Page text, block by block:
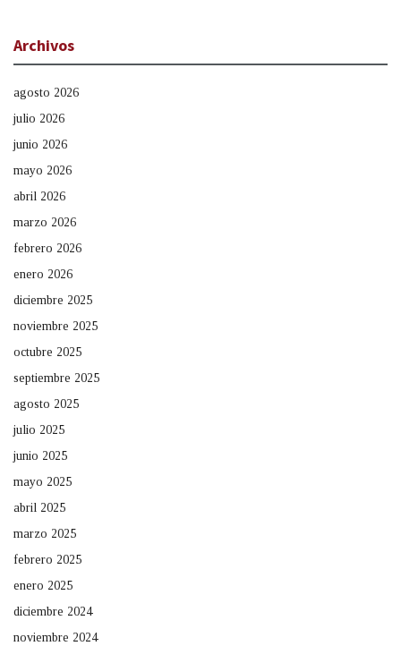
Archivos
agosto 2026
julio 2026
junio 2026
mayo 2026
abril 2026
marzo 2026
febrero 2026
enero 2026
diciembre 2025
noviembre 2025
octubre 2025
septiembre 2025
agosto 2025
julio 2025
junio 2025
mayo 2025
abril 2025
marzo 2025
febrero 2025
enero 2025
diciembre 2024
noviembre 2024